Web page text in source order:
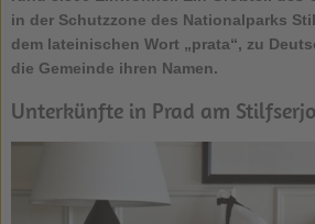
in der Schutzzone des Nationalparks
dem lateinischen Wort „prata“, zu
die Gemeinde ihren Namen.
Unterkünfte in Prad am